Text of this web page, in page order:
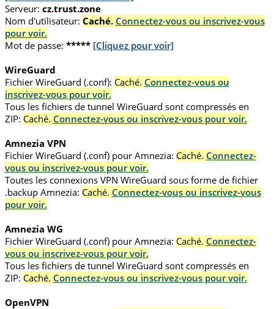
Serveur: cz.trust.zone
Nom d'utilisateur: Caché. Connectez-vous ou inscrivez-vous
pour voir.
Mot de passe: ***** [Cliquez pour voir]
WireGuard
Fichier WireGuard (.conf): Caché. Connectez-vous ou
inscrivez-vous pour voir.
Tous les fichiers de tunnel WireGuard sont compressés en
ZIP: Caché. Connectez-vous ou inscrivez-vous pour voir.
Amnezia VPN
Fichier WireGuard (.conf) pour Amnezia: Caché. Connectez-
vous ou inscrivez-vous pour voir.
Toutes les connexions VPN WireGuard sous forme de fichier
.backup Amnezia: Caché. Connectez-vous ou inscrivez-vous
pour voir.
Amnezia WG
Fichier WireGuard (.conf) pour Amnezia: Caché. Connectez-
vous ou inscrivez-vous pour voir.
Tous les fichiers de tunnel WireGuard sont compressés en
ZIP: Caché. Connectez-vous ou inscrivez-vous pour voir.
OpenVPN